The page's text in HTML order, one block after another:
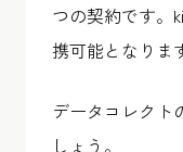
つの契約です。
携可能となりま
データコレクト
しょう。